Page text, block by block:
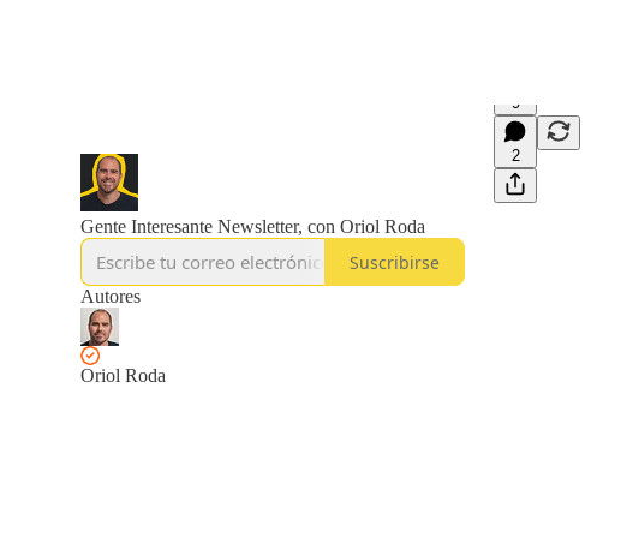
9
2
Gente Interesante Newsletter, con Oriol Roda
Suscribirse
Autores
Oriol Roda